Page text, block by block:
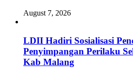
August 7, 2026
LDII Hadiri Sosialisasi
Penyimpangan Perilaku
Kab Malang